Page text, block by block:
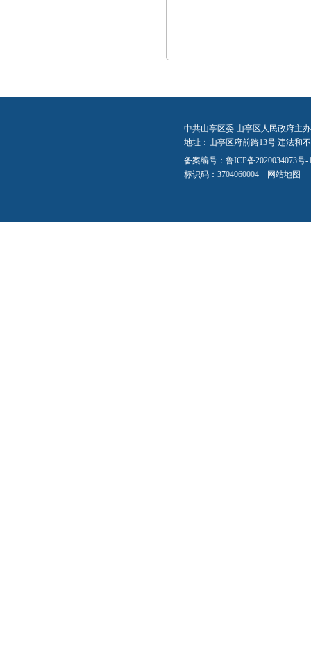
中共山亭区委 山亭区人民政府主
地址：山亭区府前路13号 违法和
备案编号： 鲁ICP备2020034073号-
标识码：3704060004 网站地图